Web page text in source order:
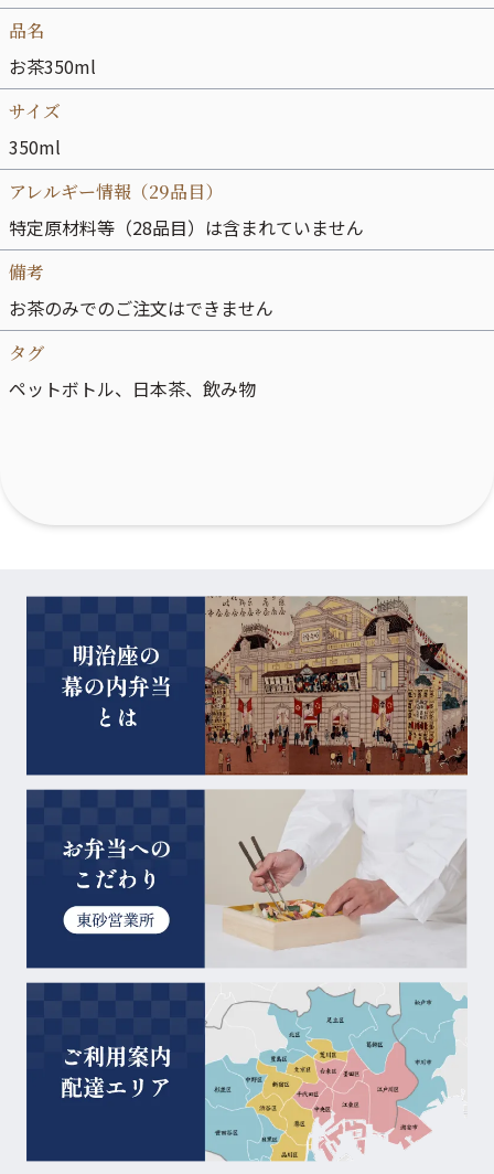
品名
お茶350ml
サイズ
350ml
アレルギー情報（29品目）
特定原材料等（28品目）は含まれていません
備考
お茶のみでのご注文はできません
タグ
ペットボトル、 日本茶、 飲み物